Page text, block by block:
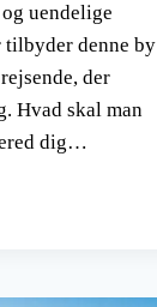
uendelige
denne by
der
Hvad skal man
dig…